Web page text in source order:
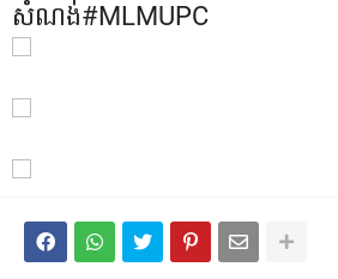
សំណង់#MLMUPC